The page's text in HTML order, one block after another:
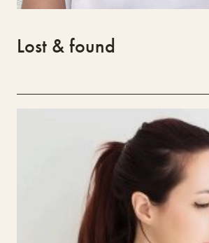
Lost & found
Sandra é fotógrafa e diretora
foco na cianotipia, unindo
experimentação. Integra
styling para criar